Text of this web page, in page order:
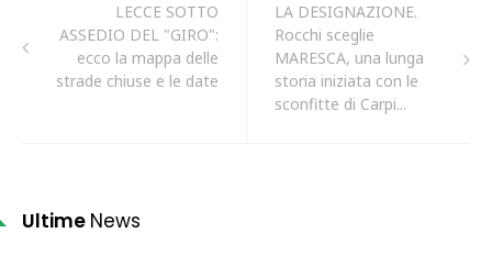
LECCE SOTTO
ASSEDIO DEL "GIRO":
ecco la mappa delle
strade chiuse e le date
LA DESIGNAZIONE.
Rocchi sceglie
MARESCA, una lunga
storia iniziata con le
sconfitte di Carpi...
Ultime News